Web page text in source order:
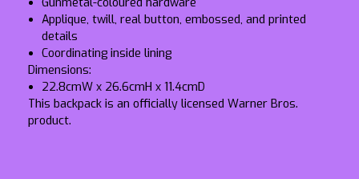
Applique, twill, real button, embossed, and printed
details
Coordinating inside lining
Dimensions:
22.8cmW x 26.6cmH x 11.4cmD
This backpack is an officially licensed Warner Bros.
product.